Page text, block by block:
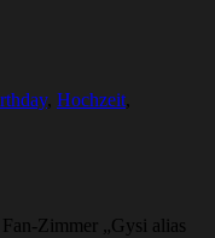
, Hochzeit,
Zimmer „Gysi alias